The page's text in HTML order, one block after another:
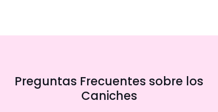
Preguntas Frecuentes sobre los
Caniches